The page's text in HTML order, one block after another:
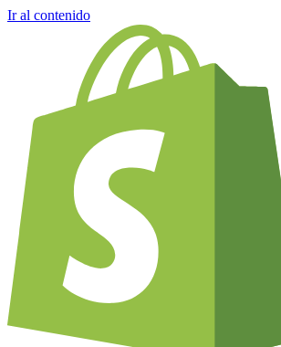
Ir al contenido